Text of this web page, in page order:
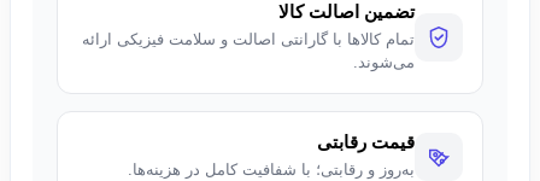
تضمین اصالت کالا
تمام کالاها با گارانتی اصالت و سلامت فیزیکی ارائه
می‌شوند.
قیمت رقابتی
به‌روز و رقابتی؛ با شفافیت کامل در هزینه‌ها.